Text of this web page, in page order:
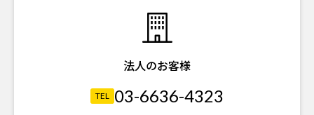
法人のお客様
TEL 03-6636-4323